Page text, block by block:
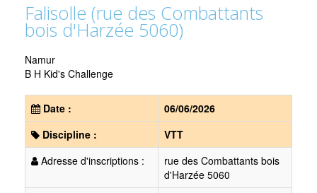
Falisolle (rue des Combattants
bois d'Harzée 5060)
Namur
B H Kid's Challenge
Date :
06/06/2026
Discipline :
VTT
Adresse d'inscriptions :
rue des Combattants bois
d'Harzée 5060